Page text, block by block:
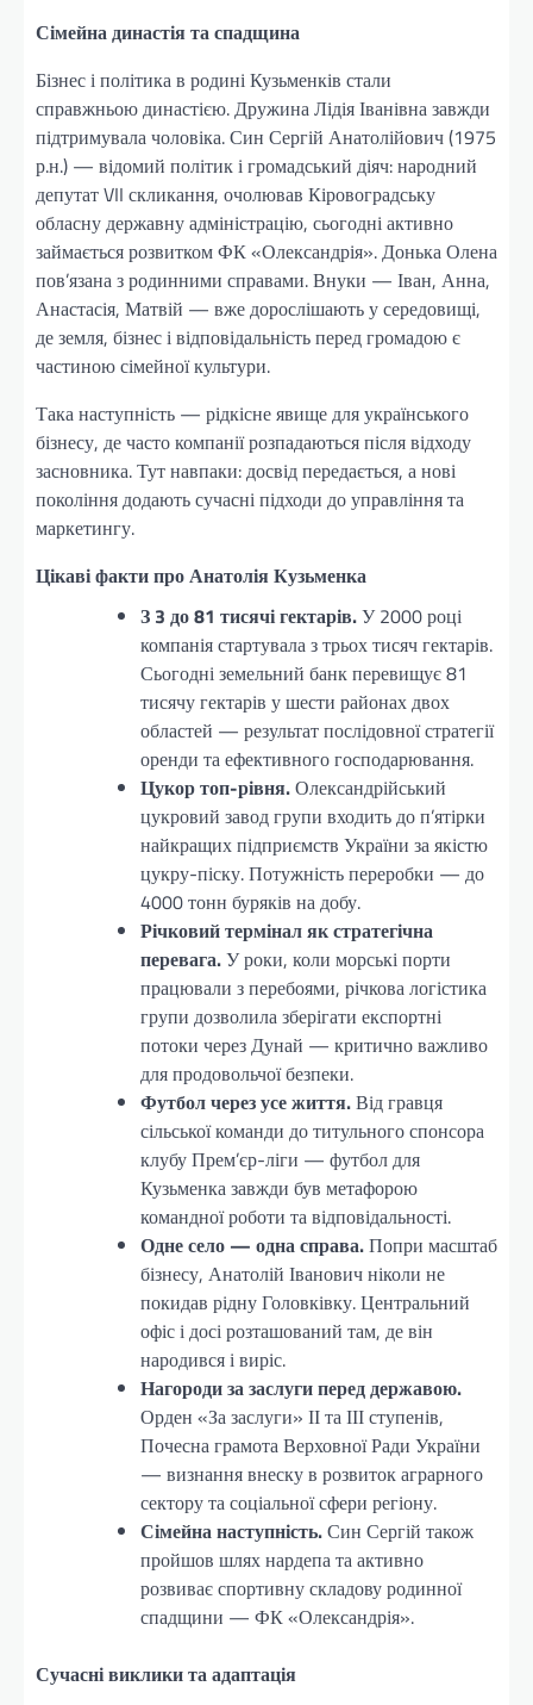
Сімейна династія та спадщина
Бізнес і політика в родині Кузьменків стали
справжньою династією. Дружина Лідія Іванівна завжди
підтримувала чоловіка. Син Сергій Анатолійович (1975
р.н.) — відомий політик і громадський діяч: народний
депутат VII скликання, очолював Кіровоградську
обласну державну адміністрацію, сьогодні активно
займається розвитком ФК «Олександрія». Донька Олена
пов’язана з родинними справами. Внуки — Іван, Анна,
Анастасія, Матвій — вже дорослішають у середовищі,
де земля, бізнес і відповідальність перед громадою є
частиною сімейної культури.
Така наступність — рідкісне явище для українського
бізнесу, де часто компанії розпадаються після відходу
засновника. Тут навпаки: досвід передається, а нові
покоління додають сучасні підходи до управління та
маркетингу.
Цікаві факти про Анатолія Кузьменка
З 3 до 81 тисячі гектарів.У 2000 році
компанія стартувала з трьох тисяч гектарів.
Сьогодні земельний банк перевищує 81
тисячу гектарів у шести районах двох
областей — результат послідовної стратегії
оренди та ефективного господарювання.
Цукор топ-рівня.Олександрійський
цукровий завод групи входить до п’ятірки
найкращих підприємств України за якістю
цукру-піску. Потужність переробки — до
4000 тонн буряків на добу.
Річковий термінал як стратегічна
перевага.У роки, коли морські порти
працювали з перебоями, річкова логістика
групи дозволила зберігати експортні
потоки через Дунай — критично важливо
для продовольчої безпеки.
Футбол через усе життя.Від гравця
сільської команди до титульного спонсора
клубу Прем’єр-ліги — футбол для
Кузьменка завжди був метафорою
командної роботи та відповідальності.
Одне село — одна справа.Попри масштаб
бізнесу, Анатолій Іванович ніколи не
покидав рідну Головківку. Центральний
офіс і досі розташований там, де він
народився і виріс.
Нагороди за заслуги перед державою.
Орден «За заслуги» ІІ та ІІІ ступенів,
Почесна грамота Верховної Ради України
— визнання внеску в розвиток аграрного
сектору та соціальної сфери регіону.
Сімейна наступність.Син Сергій також
пройшов шлях нардепа та активно
розвиває спортивну складову родинної
спадщини — ФК «Олександрія».
Сучасні виклики та адаптація